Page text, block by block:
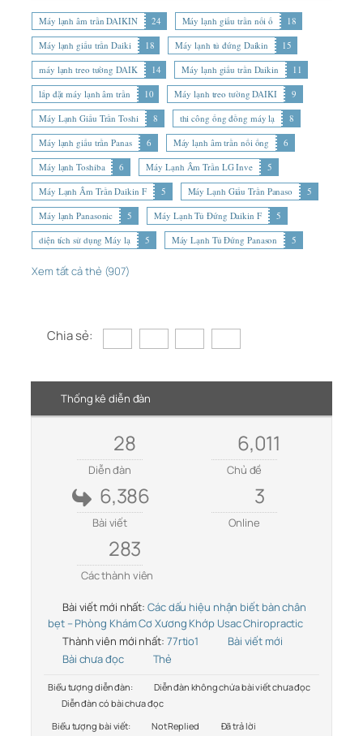
Máy lạnh âm trần DAIKIN 24 Máy lạnh giấu trần nối ố
18
Máy lạnh giấu trần Daiki
18 Máy lạnh tủ đứng Daikin
15
máy lạnh treo tường DAIK
14 Máy lạnh giấu trần Daikin
11
lắp đặt máy lạnh âm trần
10 Máy lạnh treo tường DAIKI
9
Máy Lạnh Giấu Trần Toshi
8 thi công ống đồng máy lạ
8
Máy lạnh giấu trần Panas
6 Máy lạnh âm trần nối ống
6
Máy lạnh Toshiba
6 Máy Lạnh Âm Trần LG Inve
5
Máy Lạnh Âm Trần Daikin F
5 Máy Lạnh Giấu Trần Panaso
5
Máy lạnh Panasonic
5 Máy Lạnh Tủ Đứng Daikin F
5
diện tích sử dụng Máy lạ
5 Máy Lạnh Tủ Đứng Panason 5
Xem tất cả thẻ (907)
Chia sẻ:
Thống kê diễn đàn
28
Diễn đàn
6,011
Chủ đề
6,386
Bài viết
3
Online
283
Các thành viên
Bài viết mới nhất: Các dấu hiệu nhận biết bàn chân
bẹt – Phòng Khám Cơ Xương Khớp Usac Chiropractic
Thành viên mới nhất: 77rtio1
Bài viết mới
Bài chưa đọc
Thẻ
Biểu tượng diễn đàn:
Diễn đàn không chứa bài viết chưa đọc
Diễn đàn có bài chưa đọc
Biểu tượng bài viết:
Not Replied
Đã trả lời